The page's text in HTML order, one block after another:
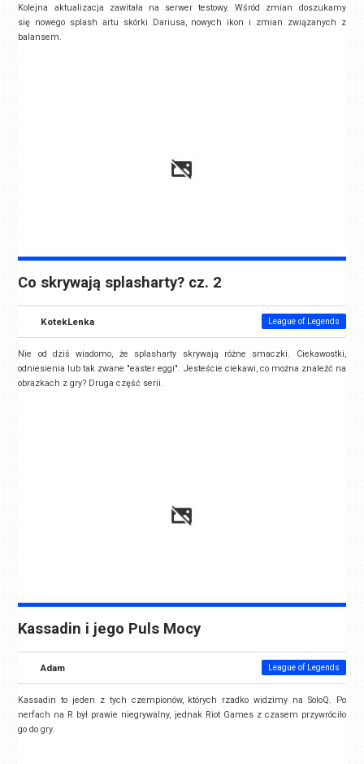
Kolejna aktualizacja zawitała na serwer testowy. Wśród zmian doszukamy
się nowego splash artu skórki Dariusa, nowych ikon i zmian związanych z
balansem.
Co skrywają splasharty? cz. 2
KotekLenka League of Legends
Nie od dziś wiadomo, że splasharty skrywają różne smaczki. Ciekawostki,
odniesienia lub tak zwane "easter eggi". Jesteście ciekawi, co można znaleźć na
obrazkach z gry? Druga część serii.
Kassadin i jego Puls Mocy
Adam League of Legends
Kassadin to jeden z tych czempionów, których rzadko widzimy na SoloQ. Po
nerfach na R był prawie niegrywalny, jednak Riot Games z czasem przywróciło
go do gry.